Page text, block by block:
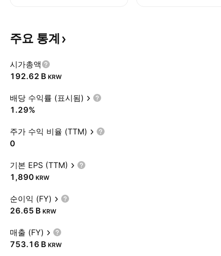
주요 통계
시가총액
‪192.62 B‬ KRW
배당 수익률 (표시됨)
1.29%
주가 수익 비율 (TTM)
0
기본 EPS (TTM)
1,890 KRW
순이익 (FY)
‪26.65 B‬ KRW
매출 (FY)
‪753.16 B‬ KRW